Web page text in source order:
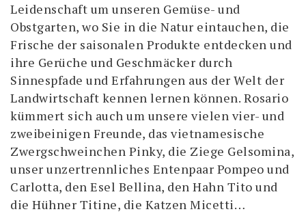
Leidenschaft um unseren Gemüse- und
Obstgarten, wo Sie in die Natur eintauchen, die
Frische der saisonalen Produkte entdecken und
ihre Gerüche und Geschmäcker durch
Sinnespfade und Erfahrungen aus der Welt der
Landwirtschaft kennen lernen können. Rosario
kümmert sich auch um unsere vielen vier- und
zweibeinigen Freunde, das vietnamesische
Zwergschweinchen Pinky, die Ziege Gelsomina,
unser unzertrennliches Entenpaar Pompeo und
Carlotta, den Esel Bellina, den Hahn Tito und
die Hühner Titine, die Katzen Micetti…